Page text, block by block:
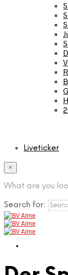
Liveticker
×
What are you
Search for: